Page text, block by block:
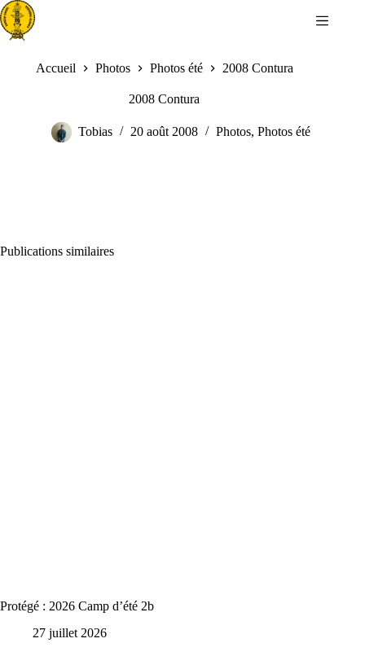
Passer
au
contenu
Accueil Photos Photos été 2008 Contura
2008 Contura
Tobias 20 août 2008 Photos, Photos été
Publications similaires
Protégé : 2026 Camp d’été 2b
27 juillet 2026